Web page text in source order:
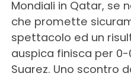
Mondiali in Qatar, se
che promette
spettacolo ed un
auspica finisca per
Suarez. Uno scontro